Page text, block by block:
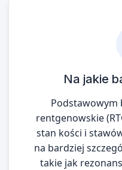
Na jakie
Podstawowym
rentgenowskie
stan kości i
na bardziej
takie jak